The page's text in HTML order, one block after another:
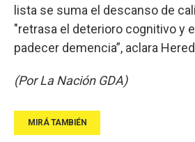
lista se suma el descanso de
"retrasa el deterioro cognitivo y
padecer demencia”, aclara
(Por La Nación GDA)